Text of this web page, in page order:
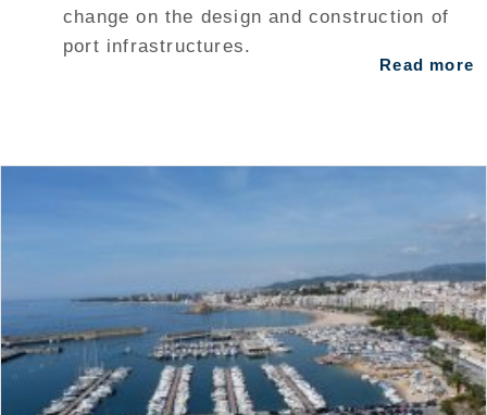
change on the design and construction of
port infrastructures.
Read more